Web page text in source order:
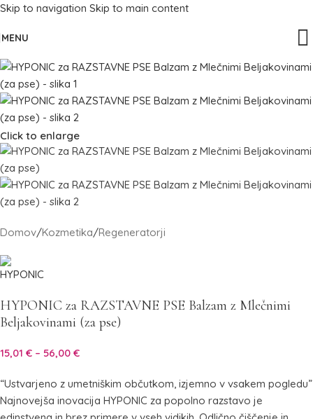
Skip to navigation Skip to main content
MENU
Click to enlarge
Domov/Kozmetika/Regeneratorji
HYPONIC za RAZSTAVNE PSE Balzam z Mlečnimi
Beljakovinami (za pse)
15,01 € – 56,00 €
“Ustvarjeno z umetniškim občutkom, izjemno v vsakem pogledu”
Najnovejša inovacija HYPONIC za popolno razstavo je